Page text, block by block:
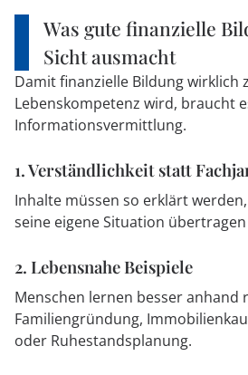
Was gute finanzielle
Sicht ausmacht
Damit finanzielle Bildung wirklich
Lebenskompetenz wird, braucht
Informationsvermittlung.
1. Verständlichkeit statt
Inhalte müssen so erklärt
seine eigene Situation
2. Lebensnahe Beispiele
Menschen lernen besser anhand
Familiengründung,
oder Ruhestandsplanung.